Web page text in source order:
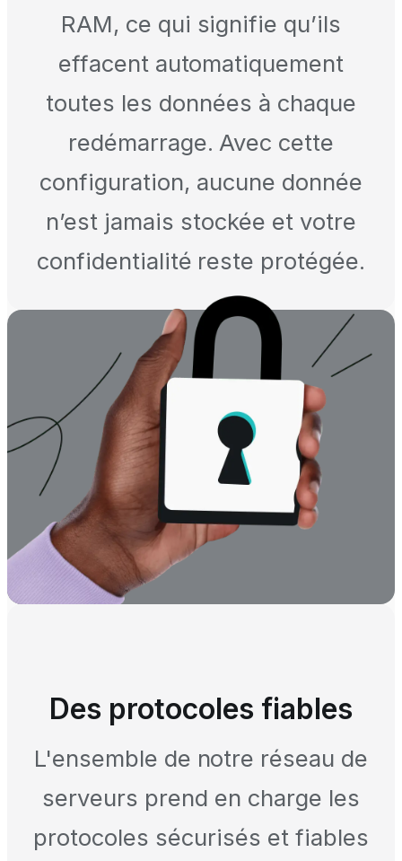
RAM, ce qui signifie qu’ils
effacent automatiquement
toutes les données à chaque
redémarrage. Avec cette
configuration, aucune donnée
n’est jamais stockée et votre
confidentialité reste protégée.
Des protocoles fiables
L'ensemble de notre réseau de
serveurs prend en charge les
protocoles sécurisés et fiables